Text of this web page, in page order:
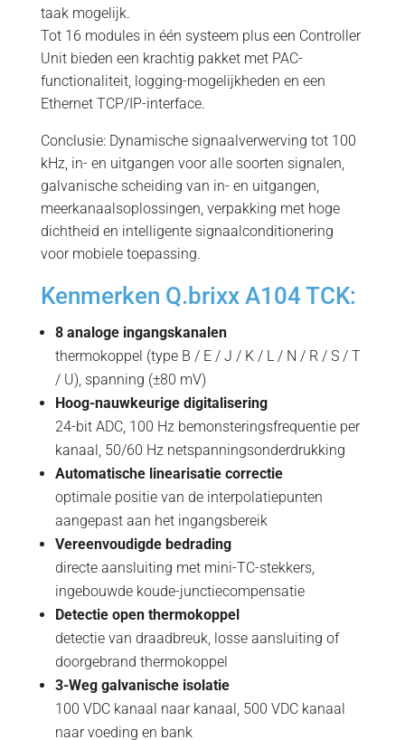
taak mogelijk.
Tot 16 modules in één systeem plus een Controller
Unit bieden een krachtig pakket met PAC-
functionaliteit, logging-mogelijkheden en een
Ethernet TCP/IP-interface.
Conclusie: Dynamische signaalverwerving tot 100
kHz, in- en uitgangen voor alle soorten signalen,
galvanische scheiding van in- en uitgangen,
meerkanaalsoplossingen, verpakking met hoge
dichtheid en intelligente signaalconditionering
voor mobiele toepassing.
Kenmerken Q.brixx A104 TCK:
8 analoge ingangskanalen
thermokoppel (type B / E / J / K / L / N / R / S / T
/ U), spanning (±80 mV)
Hoog-nauwkeurige digitalisering
24-bit ADC, 100 Hz bemonsteringsfrequentie per
kanaal, 50/60 Hz netspanningsonderdrukking
Automatische linearisatie correctie
optimale positie van de interpolatiepunten
aangepast aan het ingangsbereik
Vereenvoudigde bedrading
directe aansluiting met mini-TC-stekkers,
ingebouwde koude-junctiecompensatie
Detectie open thermokoppel
detectie van draadbreuk, losse aansluiting of
doorgebrand thermokoppel
3-Weg galvanische isolatie
100 VDC kanaal naar kanaal, 500 VDC kanaal
naar voeding en bank